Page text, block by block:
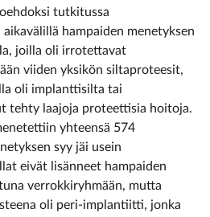
tutkitussa
hampaiden menetyksen
joilla oli irrotettavat
viiden yksikön silta­proteesit,
oli implanttisilta tai
tehty laajoja proteettisia hoitoja.
yhteensä 574
syy jäi usein
eivät lisänneet hampaiden
verrokkiryhmään, mutta
oli peri-implantiitti, jonka